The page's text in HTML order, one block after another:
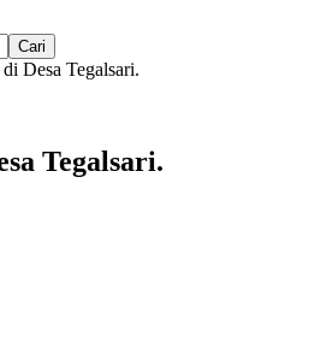
Desa Tegalsari.
Tegalsari.